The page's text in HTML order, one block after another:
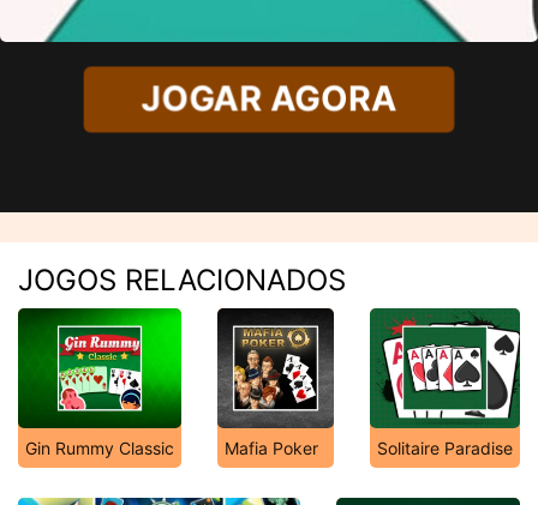
JOGAR AGORA
JOGOS RELACIONADOS
Gin Rummy Classic Mafia Poker Solitaire Paradise